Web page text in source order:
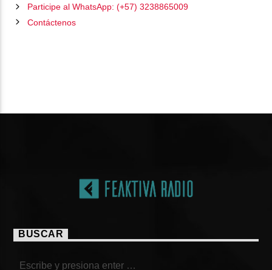
Participe al WhatsApp: (+57) 3238865009
Contáctenos
BUSCAR